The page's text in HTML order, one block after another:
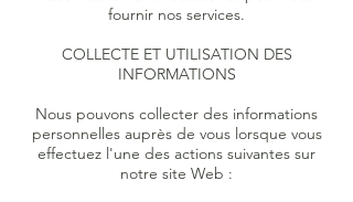
fournir nos services.
COLLECTE ET UTILISATION DES
INFORMATIONS
Nous pouvons collecter des informations
personnelles auprès de vous lorsque vous
effectuez l'une des actions suivantes sur
notre site Web :